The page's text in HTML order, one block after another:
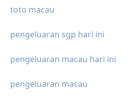
toto macau
pengeluaran sgp hari ini
pengeluaran macau hari ini
pengeluaran macau